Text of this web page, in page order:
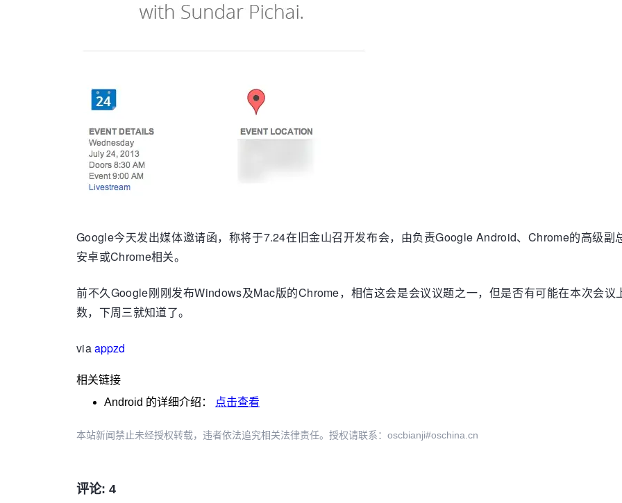
Google今天发出媒体邀请函，称将于7.24在旧金山召开发布会，由负责Google Android、Chrome的高级
安卓或Chrome相关。
前不久Google刚刚发布Windows及Mac版的Chrome，相信这会是会议议题之一，但是否有可能在本次会
数，下周三就知道了。
viaappzd
相关链接
Android 的详细介绍： 点击查看
本站新闻禁止未经授权转载，违者依法追究相关法律责任。授权请联系：oscbianji#oschina.cn
评论: 4